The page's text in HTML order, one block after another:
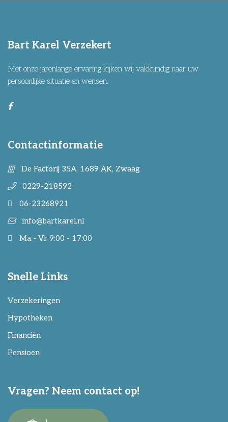
Bart Karel Verzekert
Met onze jarenlange ervaring kijken wij vakkundig naar uw
persoonlijke situatie en wensen.
Contactinformatie
De Factorij 35A, 1689 AK, Zwaag
0229-218592
06-23268921
info@bartkarel.nl
Ma - Vr 9:00 - 17:00
Snelle Links
Verzekeringen
Hypotheken
Financiën
Pensioen
Vragen? Neem contact op!